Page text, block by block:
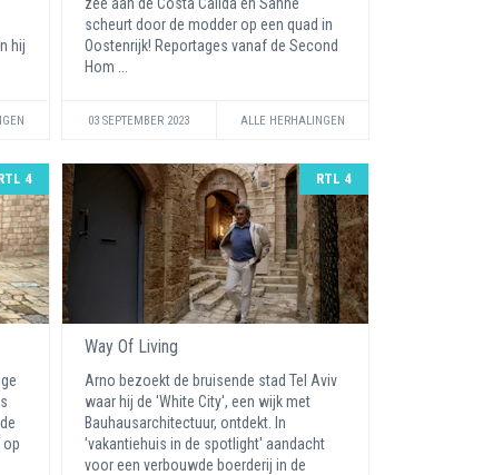
hij
scheurt door de modder op een quad in
Oostenrijk! Reportages vanaf de Second
Hom ...
03 SEPTEMBER 2023 ALLE HERHALINGEN
4
op
RTL 4
Way Of Living
Arno bezoekt de bruisende stad Tel Aviv
waar hij de 'White City', een wijk met
Bauhausarchitectuur, ontdekt. In
'vakantiehuis in de spotlight' aandacht
voor een verbouwde boerderij in de